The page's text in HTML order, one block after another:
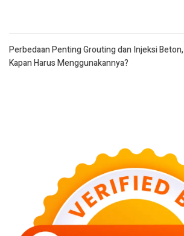
Perbedaan Penting Grouting dan Injeksi Beton,
Kapan Harus Menggunakannya?